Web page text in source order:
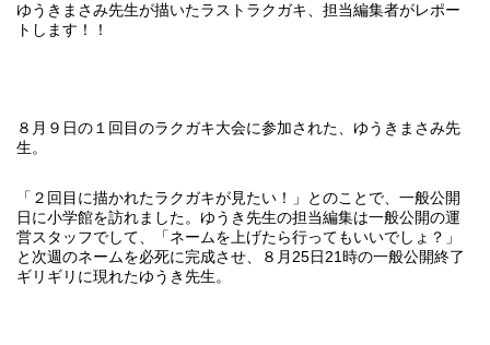
ゆうきまさみ先生が描いたラストラクガキ、担当編集者がレポー
トします！！
８月９日の１回目のラクガキ大会に参加された、ゆうきまさみ先
生。
「２回目に描かれたラクガキが見たい！」とのことで、一般公開
日に小学館を訪れました。ゆうき先生の担当編集は一般公開の運
営スタッフでして、「ネームを上げたら行ってもいいでしょ？」
と次週のネームを必死に完成させ、８月25日21時の一般公開終了
ギリギリに現れたゆうき先生。